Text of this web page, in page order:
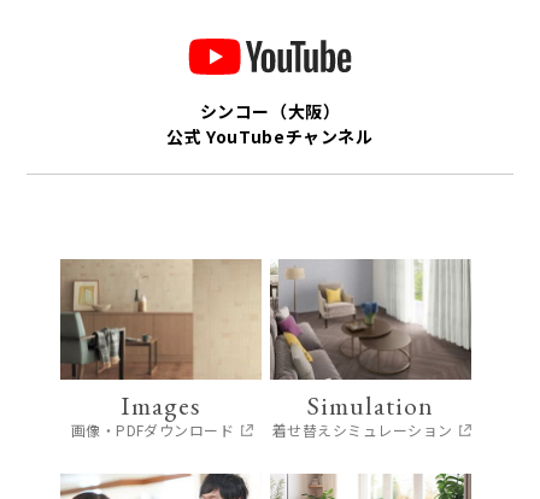
シンコー（大阪）
公式 YouTubeチャンネル
Images
画像・PDFダウンロード
Simulation
着せ替えシミュレーション